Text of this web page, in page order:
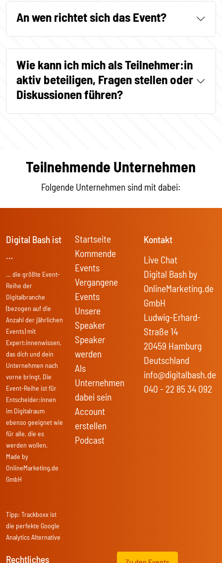
An wen richtet sich das Event?
Wie kann ich mich als Teilnehmer:in
aktiv beteiligen, Fragen stellen oder
Diskussionen führen?
Teilnehmende Unternehmen
Folgende Unternehmen sind mit dabei:
Digital Bash ist
…
… die größte Event-
Reihe der
Digitalbranche
(bezogen auf die
Anzahl der jährlichen
Events) mit
Expert:innenwissen,
das dich und dein
Unternehmen nach
vorne bringt. Die
Event-Reihe ist für
Entscheider:innen
im Digitalraum
ebenso geeignet wie
für alle, die es
werden wollen.
Made by
OnlineMarketing.de
GmbH
Tipp: Trackboxx ist
die perfekte Google
Analytics Alternative
Startseite
Kommende
Events
Vergangene
Events
Unsere
Speaker
Speaker
werden
Als
Unternehmen
dabei sein
Account
erstellen
Podcast
Kontakt
Live Chat
Digital Bash by
OnlineMarketing.de
GmbH
Ludwig-Erhard-
Straße 14
20459 Hamburg
Deutschland
info@digitalbash.de
040 - 22 85 34 092
Rechtliches